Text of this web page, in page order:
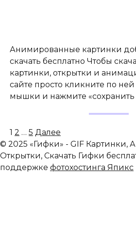
Анимированные картинки
скачать бесплатно Чтобы
картинки, открытки и
сайте просто кликните по
мышки и нажмите «сохранить
Пагинация
записей
1 2 … 5 Далее
© 2025 «Гифки» - GIF Картинки,
Открытки, Скачать Гифки
поддержке фотохостинга Япикс